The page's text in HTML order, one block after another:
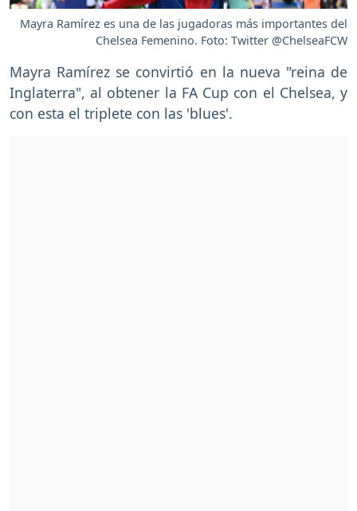
Mayra Ramírez es una de las jugadoras más importantes del
Chelsea Femenino. Foto: Twitter @ChelseaFCW
Mayra Ramírez se convirtió en la nueva "reina de
Inglaterra", al obtener la FA Cup con el Chelsea, y
con esta el triplete con las 'blues'.